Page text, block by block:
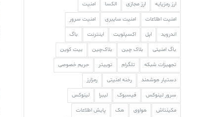
ارز رمزپایه ارز مجازی الکسا امنیت
امنیت اطلاعات امنیت سایبری امنیت سرور
اندروید اپل اکسپلویت اینترنت باگ
باگ امنیتی بلاک چین بلاک‌چین بیت کوین
تجهیزات شبکه تلگرام توییتر حریم خصوصی
دستیار هوشمند رخنه امنیتی رمزارز
سرور لینوکس فیسبوک لیبرا لینوکس
مکینتاش هواوی هک پایش اطلاعات